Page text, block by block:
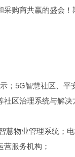
购商共赢的盛会！
；5G智慧社区、平
区治理系统与解决
慧物业管理系统；
服务机构；